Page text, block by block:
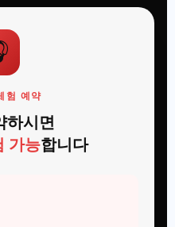
험 예약
하시면
가능합니다